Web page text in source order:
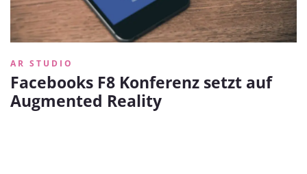
AR STUDIO
Facebooks F8 Konferenz setzt auf
Augmented Reality